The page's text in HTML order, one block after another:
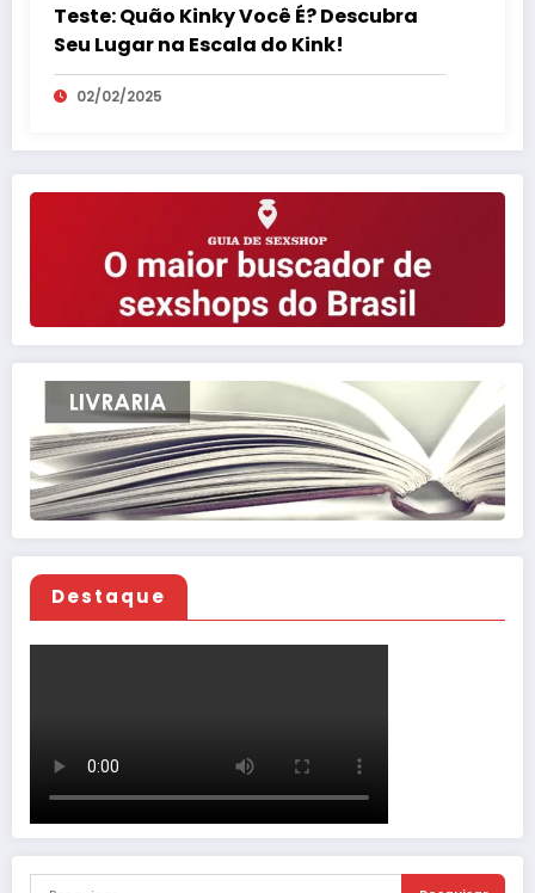
Teste: Quão Kinky Você É? Descubra
Seu Lugar na Escala do Kink!
02/02/2025
Destaque